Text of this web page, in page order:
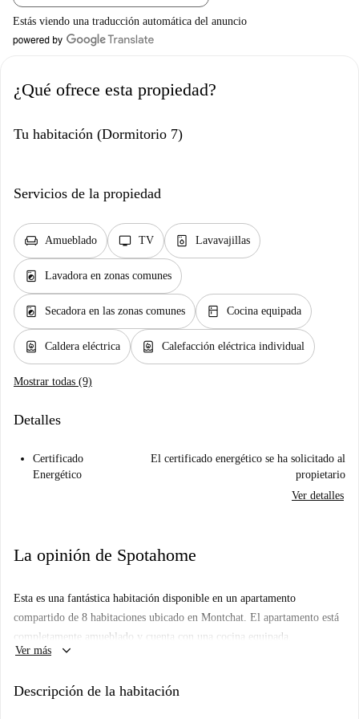
Estás viendo una traducción automática del anuncio
¿Qué ofrece esta propiedad?
Tu habitación (Dormitorio 7)
Servicios de la propiedad
chair Amueblado tv TV dishwasher_gen Lavavajillas
local_laundry_service Lavadora en zonas comunes
local_laundry_service Secadora en las zonas comunes kitchen Cocina equipada
water_heater Caldera eléctrica water_heater Calefacción eléctrica individual
Mostrar todas (9)
Detalles
Certificado
Energético
El certificado energético se ha solicitado al
propietario
Ver detalles
La opinión de Spotahome
Esta es una fantástica habitación disponible en un apartamento
compartido de 8 habitaciones ubicado en Montchat. El apartamento está
completamente amueblado y cuenta con una cocina equipada,
lavavajillas, horno y TV, lo que lo hace ideal para una estancia cómoda.
todos los gastos (electricidad, agua, gas y wifi) están incluidos. Además,
Ver más keyboard_arrow_down
Descripción de la habitación